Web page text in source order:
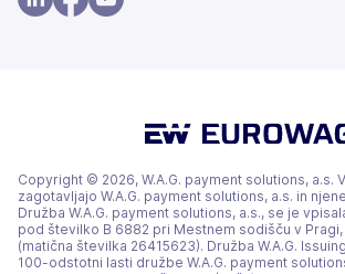
v
zavihku)
Copyright © 2026, W.A.G. payment solutions, a.s.
zagotavljajo W.A.G. payment solutions, a.s. in
Družba W.A.G. payment solutions, a.s., se je
pod številko B 6882 pri Mestnem sodišču v
(matična številka 26415623). Družba W.A.G.
100-odstotni lasti družbe W.A.G. payment